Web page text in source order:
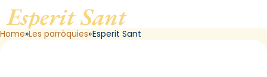
Esperit Sant, de Barcelona
Home Les parròquies Esperit Sant